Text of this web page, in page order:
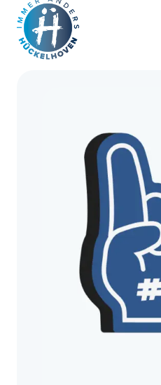
Zum Hauptinhalt springen